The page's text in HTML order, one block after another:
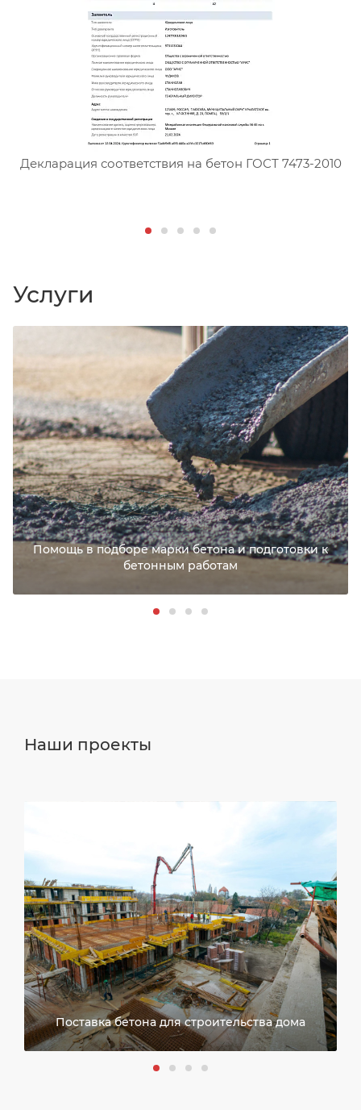
Сертификат соответствия
Декларация соответствия на бетон ГОСТ 7473-2010
Услуги
Помощь в подборе марки бетона и подготовки к
бетонным работам
Наши проекты
Поставка бетона для строительства дома